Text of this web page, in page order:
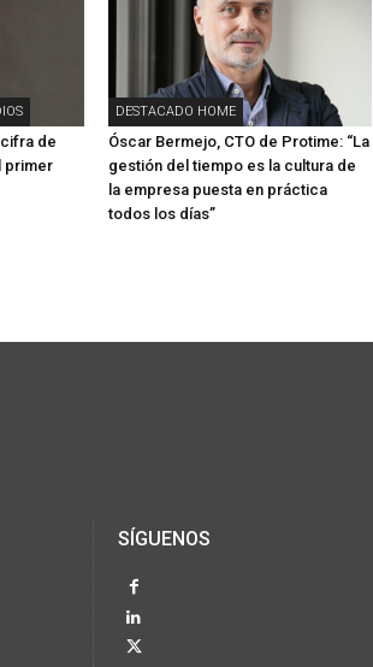
cifra de
primer
DESTACADO HOME
Óscar Bermejo, CTO de Protime: “La
gestión del tiempo es la cultura de
la empresa puesta en práctica
todos los días”
SÍGUENOS